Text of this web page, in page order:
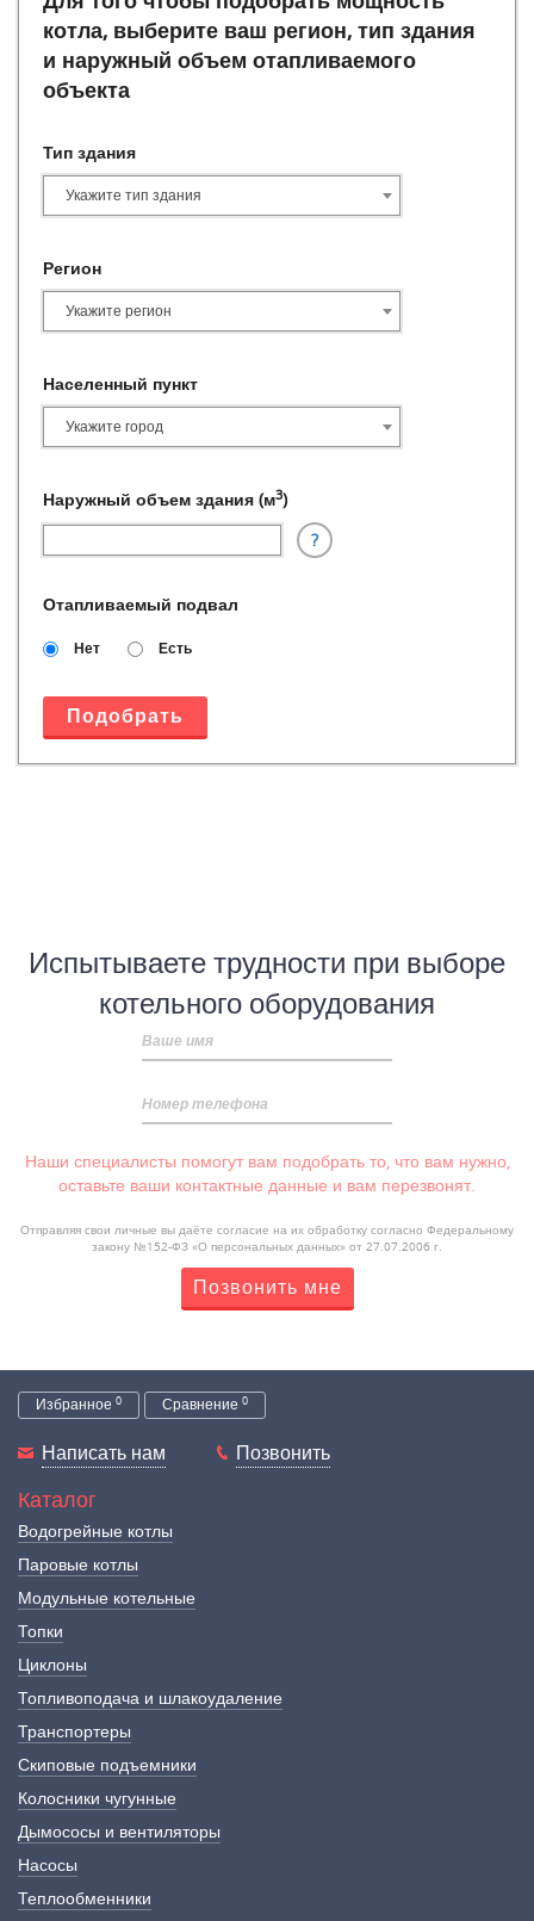
котла, выберите ваш регион, тип здания
и наружный объем отапливаемого
объекта
Тип здания
Укажите тип здания
Регион
Укажите регион
Населенный пункт
Укажите город
Наружный объем здания (м3)
?
Отапливаемый подвал
Нет Есть
Подобрать
Испытываете трудности при выборе
котельного оборудования
Ваше имя
Номер телефона
Наши специалисты помогут вам подобрать то, что вам нужно,
оставьте ваши контактные данные и вам перезвонят.
Отправляя свои личные вы даёте согласие на их обработку согласно Федеральному
закону №152-ФЗ «О персональных данных» от 27.07.2006 г.
Позвонить мне
Избранное 0 Сравнение 0
Написать нам Позвонить
Каталог
Водогрейные котлы
Паровые котлы
Модульные котельные
Топки
Циклоны
Топливоподача и шлакоудаление
Транспортеры
Скиповые подъемники
Колосники чугунные
Дымососы и вентиляторы
Насосы
Теплообменники